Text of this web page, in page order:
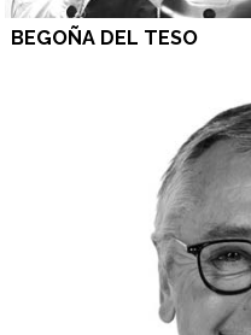
BEGOÑA DEL TESO